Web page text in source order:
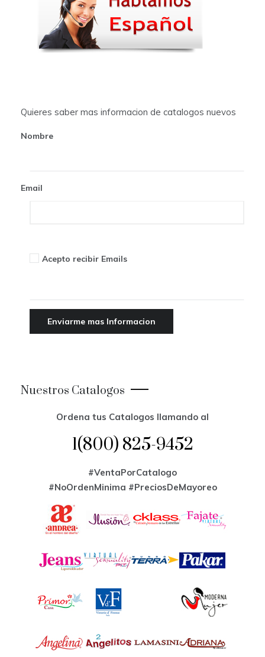
Quieres saber mas informacion de catalogos nuevos
Nombre
Email
Acepto recibir Emails
Nuestros Catalogos
Ordena tus Catalogos llamando al
1(800) 825-9452
#VentaPorCatalogo
#NoOrdenMinima #PreciosDeMayoreo